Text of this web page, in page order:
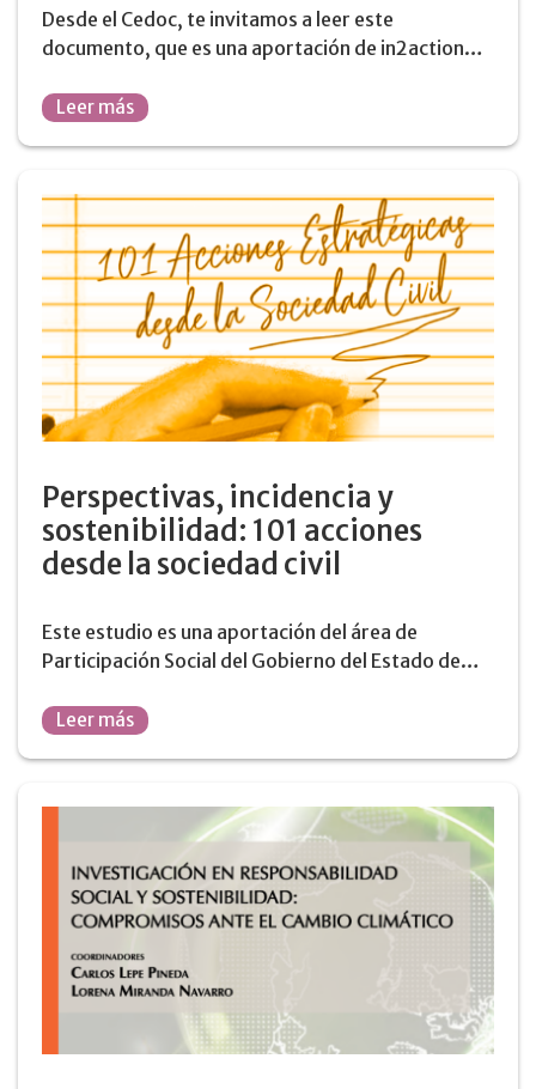
Desde el Cedoc, te invitamos a leer este
documento, que es una aportación de in2action…
Leer más
Perspectivas, incidencia y
sostenibilidad: 101 acciones
desde la sociedad civil
Este estudio es una aportación del área de
Participación Social del Gobierno del Estado de…
Leer más